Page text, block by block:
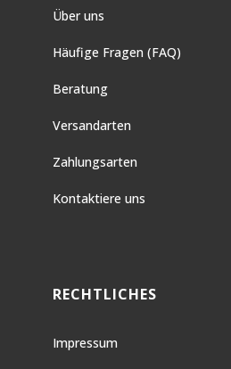
Über uns
Häufige Fragen (FAQ)
Beratung
Versandarten
Zahlungsarten
Kontaktiere uns
RECHTLICHES
Impressum